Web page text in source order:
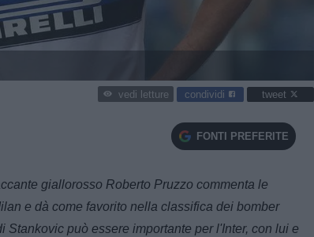
vedi letture condividi tweet
FONTI PREFERITE
giallorosso Roberto Pruzzo commenta le
e dà come favorito nella classifica dei bomber
può essere importante per l'Inter, con lui e